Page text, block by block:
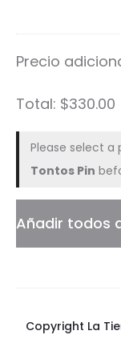
Precio
Total: $330.00
Please select
Tontos Pin
Añadir todos
Copyright La